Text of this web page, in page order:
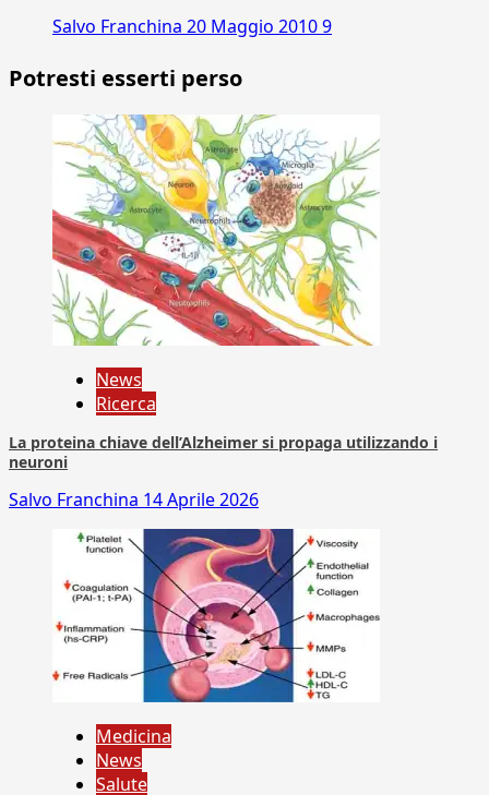
Salvo Franchina 20 Maggio 20109
Potresti esserti perso
News
Ricerca
La proteina chiave dell’Alzheimer si propaga utilizzando i
neuroni
Salvo Franchina 14 Aprile 2026
Medicina
News
Salute